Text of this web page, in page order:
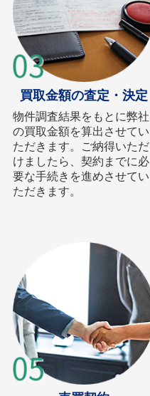
買取金額の査定・決定
物件調査結果をもとに弊社
の買取金額を算出させてい
ただきます。ご納得いただ
けましたら、契約までに必
要な手続きを進めさせてい
ただきます。